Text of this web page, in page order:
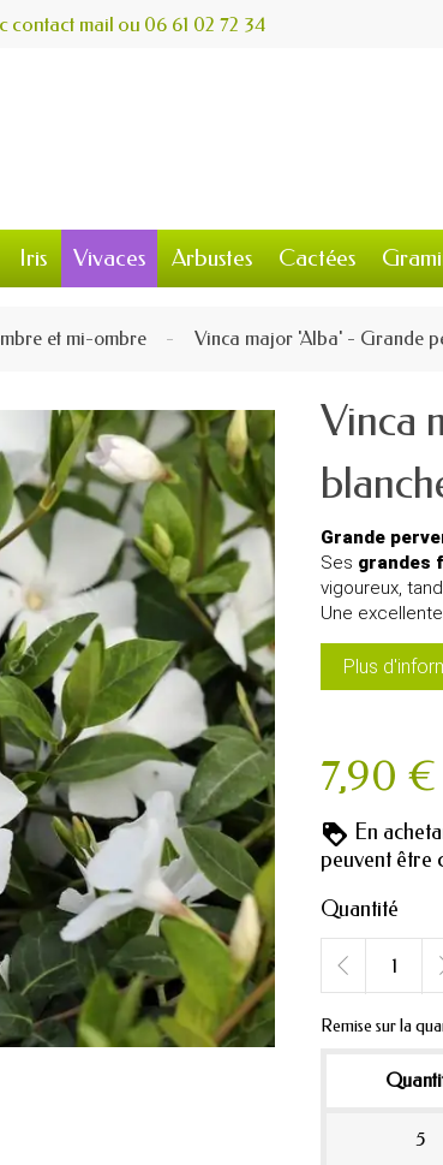
contact mail ou 06 61 02 72 34
Iris Vivaces Arbustes Cactées
et mi-ombre Vinca major 'Alba' - Grande
Vinca
Grande
Ses grandes
vigoureux,
Une
Plus
7,90 €
En
peuvent être
Quantité
Remise sur la
5